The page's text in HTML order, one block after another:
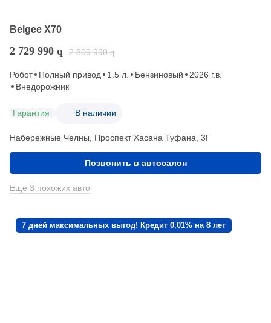
Belgee X70
2 729 990 q 2 809 990 q
Робот Полный привод 1.5 л. Бензиновый
2026 г.в.
Внедорожник
Гарантия В наличии
Набережные Челны, Проспект Хасана Туфана, 3Г
Позвонить в автосалон
Еще 3 похожих авто
7 дней максимальных выгод! Кредит 0,01% на 8 лет